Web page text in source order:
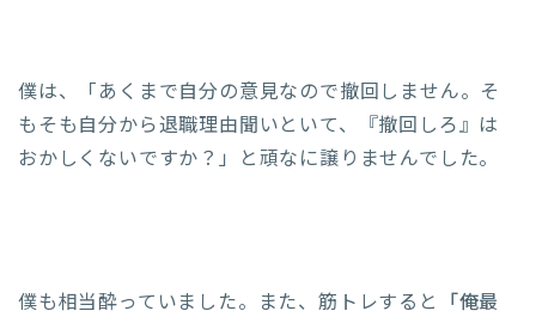
僕は、「あくまで自分の意見なので撤回しません。そ
もそも自分から退職理由聞いといて、『撤回しろ』は
おかしくないですか？」と頑なに譲りませんでした。
僕も相当酔っていました。また、筋トレすると
「俺最